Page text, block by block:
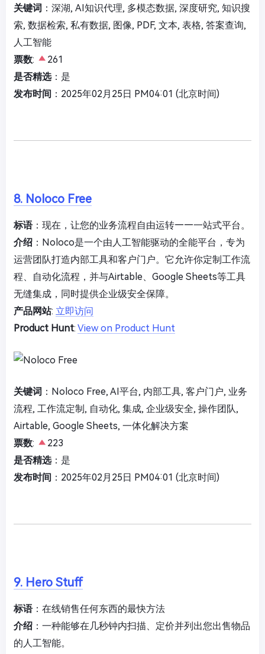
关键词 ：深湖, AI知识代理, 多模态数据, 深度研究, 知识搜
索, 数据检索, 私有数据, 图像, PDF, 文本, 表格, 答案查询,
人工智能
票数:
261
是否精选：是
发布时间 ：2025年02月25日 PM04:01 (北京时间)
8. Noloco Free
标语：现在，让您的业务流程自由运转——一站式平台。
介绍 ：Noloco是一个由人工智能驱动的全能平台，专为
运营团队打造内部工具和客户门户。它允许你定制工作流
程、自动化流程，并与Airtable、Google Sheets等工具
无缝集成，同时提供企业级安全保障。
产品网站: 立即访问
Product Hunt: View on Product Hunt
关键词 ：Noloco Free, AI平台, 内部工具, 客户门户, 业务
流程, 工作流定制, 自动化, 集成, 企业级安全, 操作团队,
Airtable, Google Sheets, 一体化解决方案
票数:
223
是否精选：是
发布时间 ：2025年02月25日 PM04:01 (北京时间)
9. Hero Stuff
标语：在线销售任何东西的最快方法
介绍 ：一种能够在几秒钟内扫描、定价并列出您出售物品
的人工智能。